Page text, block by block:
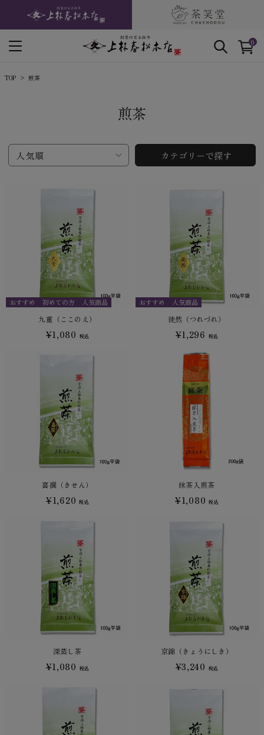
0
TOP 煎茶
煎茶
人気順 カテゴリーで探す
おすすめ 初めての方 人気商品
九重（ここのえ）
¥1,080 税込
おすすめ 人気商品
徒然（つれづれ）
¥1,296 税込
喜撰（きせん）
¥1,620 税込
抹茶入煎茶
¥1,080 税込
深蒸し茶
¥1,080 税込
京錦（きょうにしき）
¥3,240 税込